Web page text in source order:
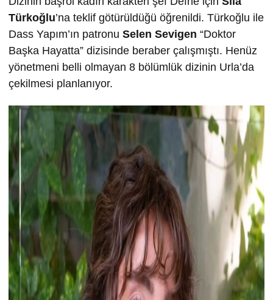
Türkoğlu’na teklif götürüldüğü öğrenildi. Türkoğlu ile
Dass Yapım’ın patronu Selen Sevigen “Doktor
Başka Hayatta” dizisinde beraber çalışmıştı. Henüz
yönetmeni belli olmayan 8 bölümlük dizinin Urla’da
çekilmesi planlanıyor.